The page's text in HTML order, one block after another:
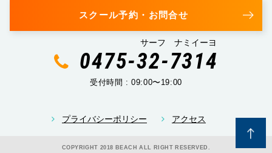
スクール予約・お問合せ
サーフ ナミイーヨ
0475-32-7314
受付時間 : 09:00〜19:00
プライバシーポリシー アクセス
COPYRIGHT 2018 BEACH ALL RIGHT RESERVED.